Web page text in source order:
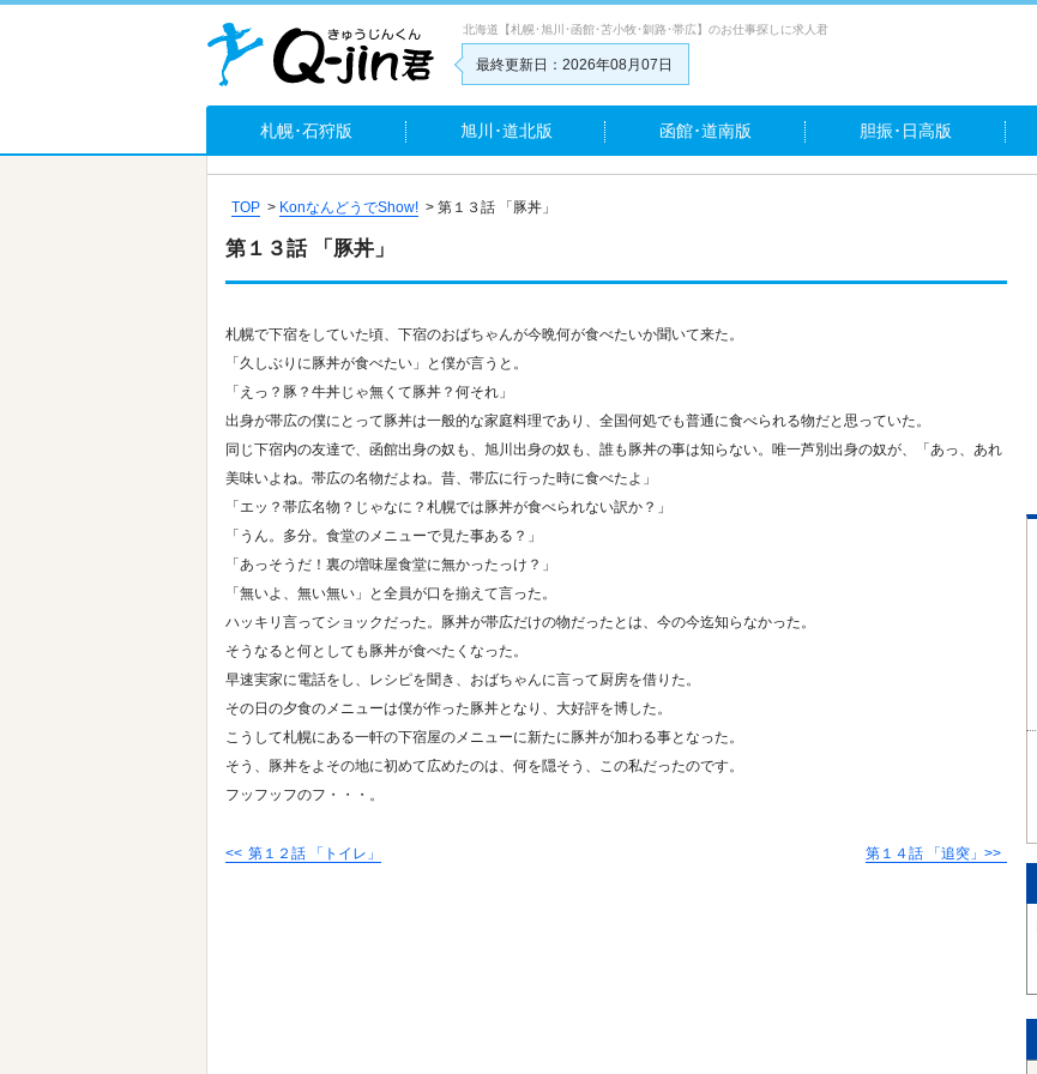
北海道【札幌･旭川･函館･苫小牧･釧路･帯広】のお仕事探しに求人君
最終更新日：2026年08月07日
札幌･石狩版 旭川･道北版 函館･道南版 胆振･日高版
TOP > KonなんどうでShow! > 第１３話 「豚丼」
第１３話 「豚丼」
札幌で下宿をしていた頃、下宿のおばちゃんが今晩何が食べたいか聞いて来た。
「久しぶりに豚丼が食べたい」と僕が言うと。
「えっ？豚？牛丼じゃ無くて豚丼？何それ」
出身が帯広の僕にとって豚丼は一般的な家庭料理であり、全国何処でも普通に食べられる物だと思っていた。
同じ下宿内の友達で、函館出身の奴も、旭川出身の奴も、誰も豚丼の事は知らない。唯一芦別出身の奴が、「あっ、あれ
美味いよね。帯広の名物だよね。昔、帯広に行った時に食べたよ」
「エッ？帯広名物？じゃなに？札幌では豚丼が食べられない訳か？」
「うん。多分。食堂のメニューで見た事ある？」
「あっそうだ！裏の増味屋食堂に無かったっけ？」
「無いよ、無い無い」と全員が口を揃えて言った。
ハッキリ言ってショックだった。豚丼が帯広だけの物だったとは、今の今迄知らなかった。
そうなると何としても豚丼が食べたくなった。
早速実家に電話をし、レシピを聞き、おばちゃんに言って厨房を借りた。
その日の夕食のメニューは僕が作った豚丼となり、大好評を博した。
こうして札幌にある一軒の下宿屋のメニューに新たに豚丼が加わる事となった。
そう、豚丼をよその地に初めて広めたのは、何を隠そう、この私だったのです。
フッフッフのフ・・・。
第１２話 「トイレ」 第１４話 「追突」